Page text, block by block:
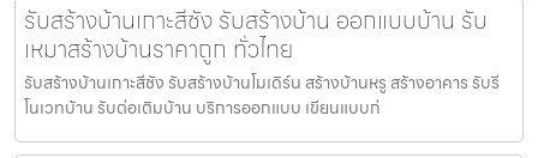
รับสร้างบ้านเกาะสีชัง รับสร้างบ้าน ออกแบบบ้าน รับ
เหมาสร้างบ้านราคาถูก ทั่วไทย
รับสร้างบ้านเกาะสีชัง รับสร้างบ้านโมเดิร์น สร้างบ้านหรู สร้างอาคาร รับรี
โนเวทบ้าน รับต่อเติมบ้าน บริการออกแบบ เขียนแบบก่